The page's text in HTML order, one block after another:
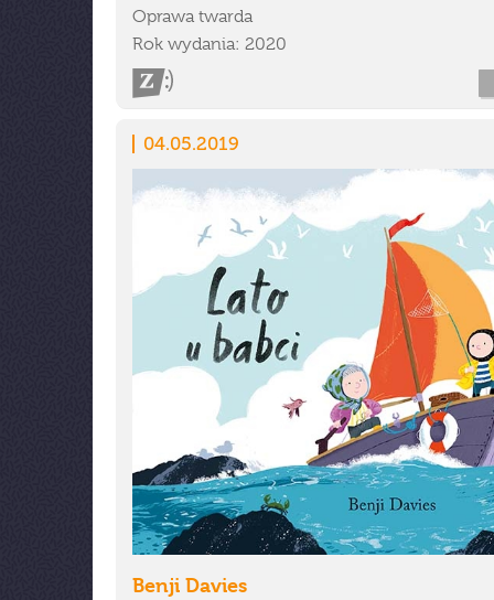
Oprawa twarda
Rok wydania: 2020
04.05.2019
Benji Davies